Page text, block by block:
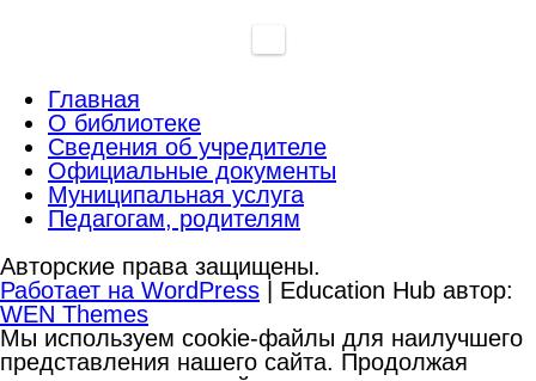
Главная
О библиотеке
Сведения об учредителе
Официальные документы
Муниципальная услуга
Педагогам, родителям
Авторские права защищены.
Работает на WordPress | Education Hub автор:
WEN Themes
Мы используем cookie-файлы для наилучшего
представления нашего сайта. Продолжая